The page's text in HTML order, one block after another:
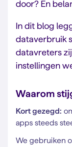
door? En
In dit blog
dataverbruik
datavreters
instellingen
Waarom
Kort gezegd:
apps steeds
We gebruiken